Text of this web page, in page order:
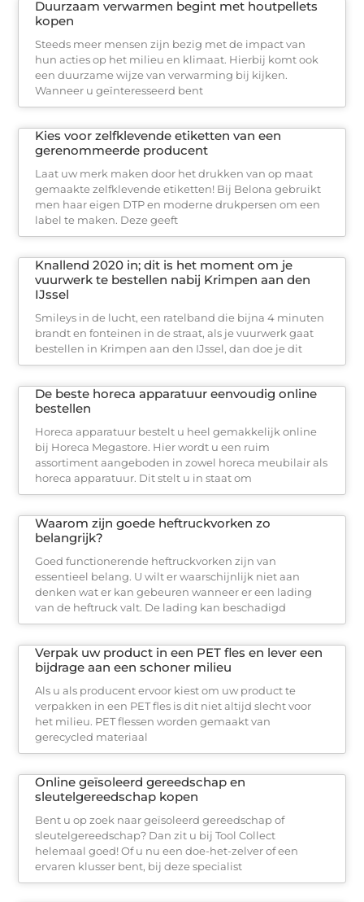
Duurzaam verwarmen begint met houtpellets
kopen
Steeds meer mensen zijn bezig met de impact van
hun acties op het milieu en klimaat. Hierbij komt ook
een duurzame wijze van verwarming bij kijken.
Wanneer u geïnteresseerd bent
Kies voor zelfklevende etiketten van een
gerenommeerde producent
Laat uw merk maken door het drukken van op maat
gemaakte zelfklevende etiketten! Bij Belona gebruikt
men haar eigen DTP en moderne drukpersen om een
label te maken. Deze geeft
Knallend 2020 in; dit is het moment om je
vuurwerk te bestellen nabij Krimpen aan den
IJssel
Smileys in de lucht, een ratelband die bijna 4 minuten
brandt en fonteinen in de straat, als je vuurwerk gaat
bestellen in Krimpen aan den IJssel, dan doe je dit
De beste horeca apparatuur eenvoudig online
bestellen
Horeca apparatuur bestelt u heel gemakkelijk online
bij Horeca Megastore. Hier wordt u een ruim
assortiment aangeboden in zowel horeca meubilair als
horeca apparatuur. Dit stelt u in staat om
Waarom zijn goede heftruckvorken zo
belangrijk?
Goed functionerende heftruckvorken zijn van
essentieel belang. U wilt er waarschijnlijk niet aan
denken wat er kan gebeuren wanneer er een lading
van de heftruck valt. De lading kan beschadigd
Verpak uw product in een PET fles en lever een
bijdrage aan een schoner milieu
Als u als producent ervoor kiest om uw product te
verpakken in een PET fles is dit niet altijd slecht voor
het milieu. PET flessen worden gemaakt van
gerecycled materiaal
Online geïsoleerd gereedschap en
sleutelgereedschap kopen
Bent u op zoek naar geïsoleerd gereedschap of
sleutelgereedschap? Dan zit u bij Tool Collect
helemaal goed! Of u nu een doe-het-zelver of een
ervaren klusser bent, bij deze specialist